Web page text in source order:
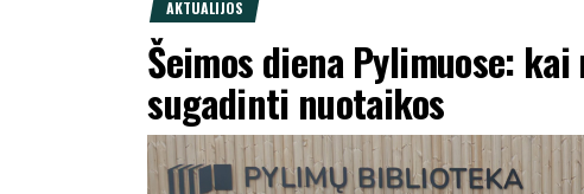
AKTUALIJOS
Šeimos diena Pylimuose:
sugadinti nuotaikos